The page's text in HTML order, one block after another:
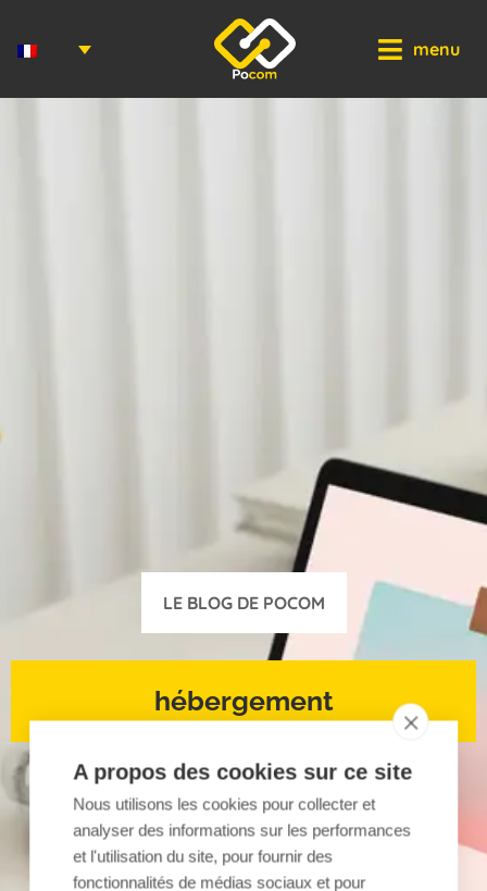
Panneau de gestion des cookies
menu
LE BLOG DE POCOM
hébergement
A propos des cookies sur ce site
Nous utilisons les cookies pour collecter et
analyser des informations sur les performances
et l'utilisation du site, pour fournir des
fonctionnalités de médias sociaux et pour